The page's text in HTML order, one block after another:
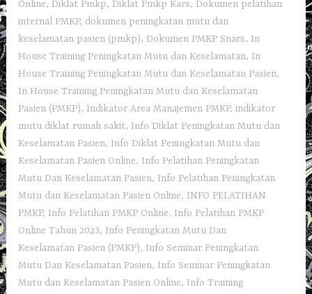
Online,Diklat Pmkp,Diklat Pmkp Kars,Dokumen pelatihan
internal PMKP, dokumen peningkatan mutu dan
keselamatan pasien (pmkp),Dokumen PMKP Snars, In
House Training Peningkatan Mutu dan Keselamatan, In
House Training Peningkatan Mutu dan Keselamatan Pasien,
In House Training Peningkatan Mutu dan Keselamatan
Pasien (PMKP), Indikator Area Manajemen PMKP,indikator
mutu diklat rumah sakit, Info Diklat Peningkatan Mutu dan
Keselamatan Pasien, Info Diklat Peningkatan Mutu dan
Keselamatan Pasien Online, Info Pelatihan Peningkatan
Mutu Dan Keselamatan Pasien, Info Pelatihan Peningkatan
Mutu dan Keselamatan Pasien Online, INFO PELATIHAN
PMKP, Info Pelatihan PMKP Online, Info Pelatihan PMKP
Online Tahun 2023, Info Peningkatan Mutu Dan
Keselamatan Pasien (PMKP), Info Seminar Peningkatan
Mutu Dan Keselamatan Pasien, Info Seminar Peningkatan
Mutu dan Keselamatan Pasien Online, Info Training